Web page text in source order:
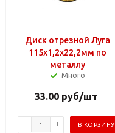
Диск отрезной Луга
115х1,2х22,2мм по
металлу
Много
33.00 руб/шт
В КОРЗИНУ